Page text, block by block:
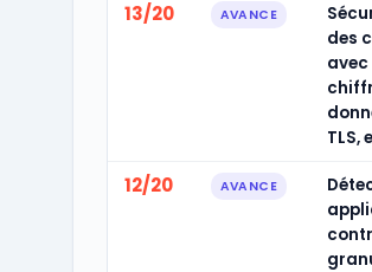
13/20 AVANCE
des
avec
TLS,
12/20 AVANCE